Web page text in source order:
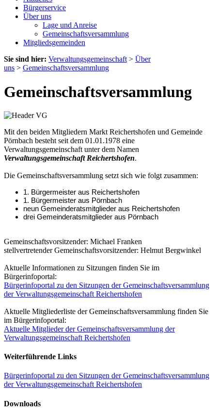
Bürgerservice
Über uns
Lage und Anreise
Gemeinschaftsversammlung
Mitgliedsgemeinden
Sie sind hier: Verwaltungsgemeinschaft > Über
uns > Gemeinschaftsversammlung
Gemeinschaftsversammlung
Mit den beiden Mitgliedern Markt Reichertshofen und Gemeinde
Pörnbach besteht seit dem 01.01.1978 eine
Verwaltungsgemeinschaft unter dem Namen
Verwaltungsgemeinschaft Reichertshofen.
Die Gemeinschaftsversammlung setzt sich wie folgt zusammen:
1. Bürgermeister aus Reichertshofen
1. Bürgermeister aus Pörnbach
neun Gemeinderatsmitglieder aus Reichertshofen
drei Gemeinderatsmitglieder aus Pörnbach
Gemeinschaftsvorsitzender: Michael Franken
stellvertretender Gemeinschaftsvorsitzender: Helmut Bergwinkel
Aktuelle Informationen zu Sitzungen finden Sie im
Bürgerinfoportal:
Bürgerinfoportal zu den Sitzungen der Gemeinschaftsversammlung
der Verwaltungsgemeinschaft Reichertshofen
Aktuelle Mitgliederliste der Gemeinschaftsversammlung finden Sie
im Bürgerinfoportal:
Aktuelle Mitglieder der Gemeinschaftsversammlung der
Verwaltungsgemeinschaft Reichertshofen
Weiterführende Links
Bürgerinfoportal zu den Sitzungen der Gemeinschaftsversammlung
der Verwaltungsgemeinschaft Reichertshofen
Downloads